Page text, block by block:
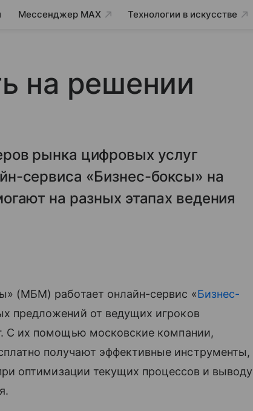
Мессенджер MAX Технологии в искусстве
на решении
рынка цифровых услуг
сервиса «Бизнес-боксы» на
на разных этапах ведения
(МБМ) работает онлайн-сервис «Бизнес-
предложений от ведущих игроков
С их помощью московские компании,
получают эффективные инструменты,
оптимизации текущих процессов и выводу